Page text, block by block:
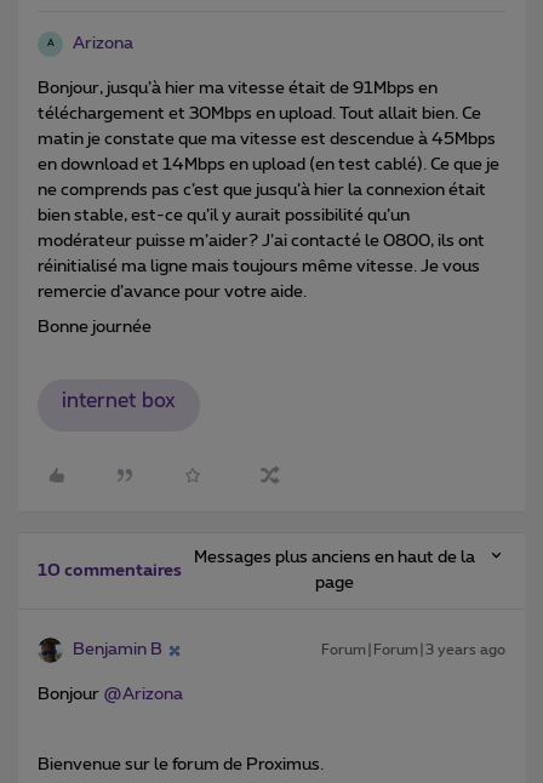
A Arizona
Bonjour, jusqu’à hier ma vitesse était de 91Mbps en
téléchargement et 30Mbps en upload. Tout allait bien. Ce
matin je constate que ma vitesse est descendue à 45Mbps
en download et 14Mbps en upload (en test cablé). Ce que je
ne comprends pas c’est que jusqu’à hier la connexion était
bien stable, est-ce qu’il y aurait possibilité qu’un
modérateur puisse m’aider? J’ai contacté le 0800, ils ont
réinitialisé ma ligne mais toujours même vitesse. Je vous
remercie d’avance pour votre aide.
Bonne journée
internet box
10 commentaires
Messages plus anciens en haut de la
page
Benjamin B Forum|Forum|3 years ago
Bonjour @Arizona
Bienvenue sur le forum de Proximus.